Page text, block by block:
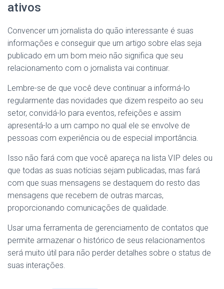
ativos
Convencer um jornalista do quão interessante é suas
informações e conseguir que um artigo sobre elas seja
publicado em um bom meio não significa que seu
relacionamento com o jornalista vai continuar.
Lembre-se de que você deve continuar a informá-lo
regularmente das novidades que dizem respeito ao seu
setor, convidá-lo para eventos, refeições e assim
apresentá-lo a um campo no qual ele se envolve de
pessoas com experiência ou de especial importância.
Isso não fará com que você apareça na lista VIP deles ou
que todas as suas notícias sejam publicadas, mas fará
com que suas mensagens se destaquem do resto das
mensagens que recebem de outras marcas,
proporcionando comunicações de qualidade.
Usar uma ferramenta de gerenciamento de contatos que
permite armazenar o histórico de seus relacionamentos
será muito útil para não perder detalhes sobre o status de
suas interações.